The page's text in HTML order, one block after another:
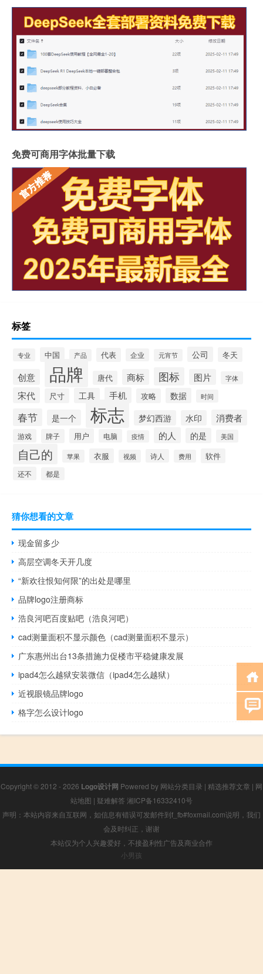
免费可商用字体批量下载
标签
专业 中国 产品 代表 企业 元宵节 公司 冬天
创意 品牌 唐代 商标 图标 图片 字体
宋代 尺寸 工具 手机 攻略 数据 时间
春节 是一个 标志 梦幻西游 水印 消费者
游戏 牌子 用户 电脑 疫情 的人 的是 美国
自己的 苹果 衣服 视频 诗人 费用 软件
还不 都是
猜你想看的文章
现金留多少
高层空调冬天开几度
“新欢往恨知何限”的出处是哪里
品牌logo注册商标
浩良河吧百度贴吧（浩良河吧）
cad测量面积不显示颜色（cad测量面积不显示）
广东惠州出台13条措施力促楼市平稳健康发展
ipad4怎么越狱安装微信（ipad4怎么越狱）
近视眼镜品牌logo
格字怎么设计logo
Copyright © 2012 - 2026 Logo设计网 Powered by 网站分类目录 | 精选推荐文章 | 网
站地图 | 疑难解答 湘ICP备16332410号
声明：本站内容来自互联网，如信息有错误可发邮件到f_fb#foxmail.com说明，我们
会及时纠正，谢谢
本站仅为个人兴趣爱好，不接盈利性广告及商业合作
小男孩